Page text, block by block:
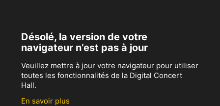
Désolé, la version de votre
navigateur n’est pas à jour
Veuillez mettre à jour votre navigateur pour utiliser
toutes les fonctionnalités de la Digital Concert
Hall.
En savoir plus